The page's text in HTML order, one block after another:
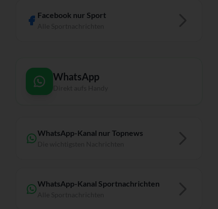
Facebook nur Sport
WhatsApp
WhatsApp-Kanal nur Topnews
WhatsApp-Kanal Sportnachrichten